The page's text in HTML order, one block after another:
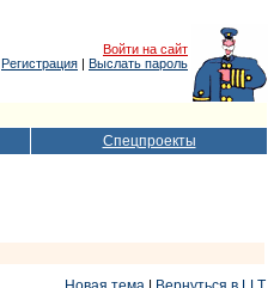
Войти на сайт
Регистрация | Выслать пароль
Спецпроекты